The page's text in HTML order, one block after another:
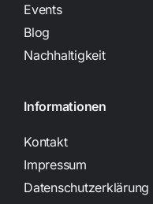
Events
Blog
Nachhaltigkeit
Informationen
Kontakt
Impressum
Datenschutzerklärung